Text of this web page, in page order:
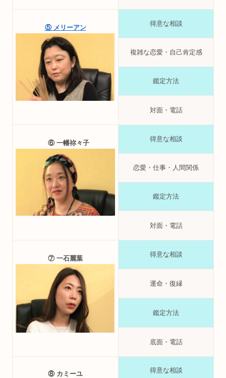
⑤ メリーアン
得意な相談
複雑な恋愛・自己肯定感
鑑定方法
対面・電話
⑥ 一幡祢々子
得意な相談
恋愛・仕事・人間関係
鑑定方法
対面・電話
⑦ 一石麗葉
得意な相談
運命・復縁
鑑定方法
底面・電話
⑧ カミーユ 得意な相談